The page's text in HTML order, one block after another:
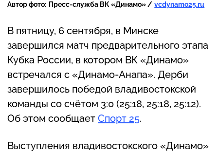
Автор фото: Пресс-служба ВК «Динамо» / vcdynamo25.ru
В пятницу, 6 сентября, в Минске
завершился матч предварительного этапа
Кубка России, в котором ВК «Динамо»
встречался с «Динамо-Анапа». Дерби
завершилось победой владивостокской
команды со счётом 3:0 (25:18, 25:18, 25:12).
Об этом сообщает Спорт 25.
Выступления владивостокского «Динамо»